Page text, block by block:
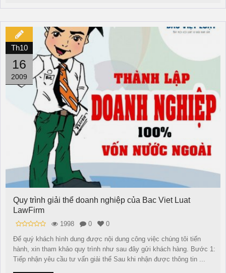
Th10
16
2009
Quy trình giải thể doanh nghiệp của Bac Viet Luat
LawFirm
1998 0
0
Để quý khách hình dung được nội dung công việc chúng tôi tiến
hành, xin tham khảo quy trình như sau đây gửi khách hàng. Bước 1:
Tiếp nhận yêu cầu tư vấn giải thể Sau khi nhận được thông tin ...